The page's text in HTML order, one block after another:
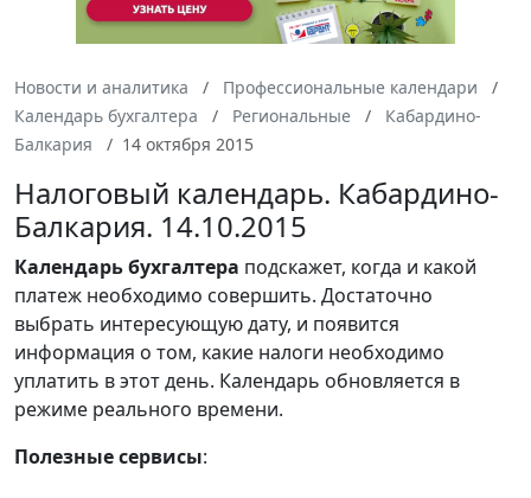
Новости и аналитика
Профессиональные календари
Календарь бухгалтера
Региональные
Кабардино-
Балкария
14 октября 2015
Налоговый календарь. Кабардино-
Балкария. 14.10.2015
Календарьбухгалтера подскажет, когда и какой
платеж необходимо совершить. Достаточно
выбрать интересующую дату, и появится
информация о том, какие налоги необходимо
уплатить в этот день. Календарь обновляется в
режиме реального времени.
Полезные сервисы: